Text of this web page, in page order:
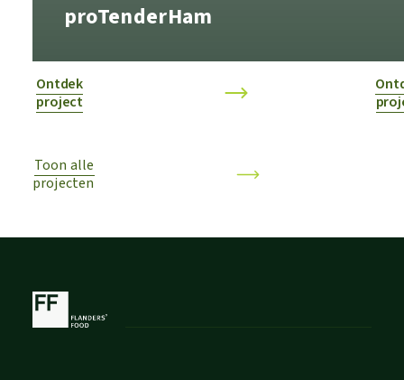
proTenderHam
Ontdek
project
Toon alle
projecten